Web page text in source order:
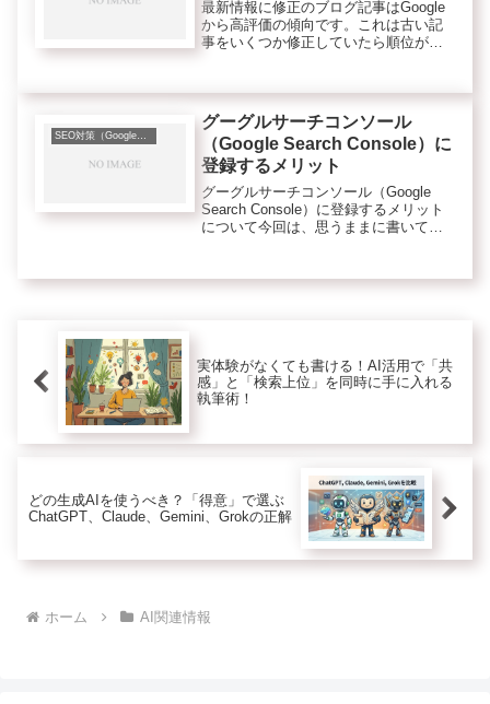
最新情報に修正のブログ記事はGoogle
から高評価の傾向です。これは古い記
事をいくつか修正していたら順位がア
ですね。Googleの目的は、検索ユーザ
ーが満足する検索結果を提...
SEO対策（Googleなど検索エンジンのこと）
グーグルサーチコンソール
（Google Search Console）に
登録するメリット
グーグルサーチコンソール（Google
Search Console）に登録するメリット
について今回は、思うままに書いてみ
と思ったからです。それと最近見てい
実体験がなくても書ける！AI活用で「共
感」と「検索上位」を同時に手に入れる
執筆術！
どの生成AIを使うべき？「得意」で選ぶ
ChatGPT、Claude、Gemini、Grokの正解
ホーム AI関連情報